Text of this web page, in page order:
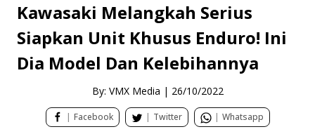
Kawasaki Melangkah Serius
Siapkan Unit Khusus Enduro! Ini
Dia Model Dan Kelebihannya
By: VMX Media | 26/10/2022
| Facebook | Twitter | Whatsapp